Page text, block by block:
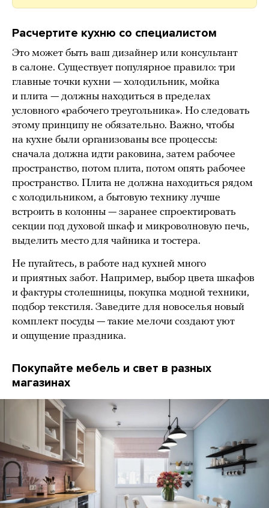
Расчертите кухню со специалистом
Это может быть ваш дизайнер или консультант
в салоне. Существует популярное правило: три
главные точки кухни — холодильник, мойка
и плита — должны находиться в пределах
условного «рабочего треугольника». Но следовать
этому принципу не обязательно. Важно, чтобы
на кухне были организованы все процессы:
сначала должна идти раковина, затем рабочее
пространство, потом плита, потом опять рабочее
пространство. Плита не должна находиться рядом
с холодильником, а бытовую технику лучше
встроить в колонны — заранее спроектировать
секции под духовой шкаф и микроволновую печь,
выделить место для чайника и тостера.
Не пугайтесь, в работе над кухней много
и приятных забот. Например, выбор цвета шкафов
и фактуры столешницы, покупка модной техники,
подбор текстиля. Заведите для новоселья новый
комплект посуды — такие мелочи создают уют
и ощущение праздника.
Покупайте мебель и свет в разных
магазинах